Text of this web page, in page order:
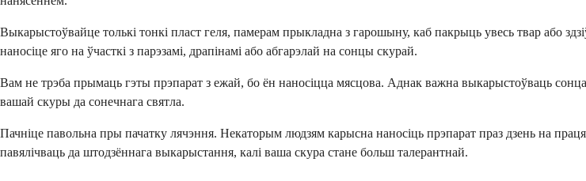
Выкарыстоўвайце толькі тонкі пласт геля, памерам прыкладна з гарошыну, каб пакрыць увесь твар або
наносіце яго на ўчасткі з парэзамі, драпінамі або абгарэлай на сонцы скурай.
Вам не трэба прымаць гэты прэпарат з ежай, бо ён наносіцца мясцова. Аднак важна выкарыстоўваць
вашай скуры да сонечнага святла.
Пачніце павольна пры пачатку лячэння. Некаторым людзям карысна наносіць прэпарат праз дзень на
павялічваць да штодзённага выкарыстання, калі ваша скура стане больш талерантнай.